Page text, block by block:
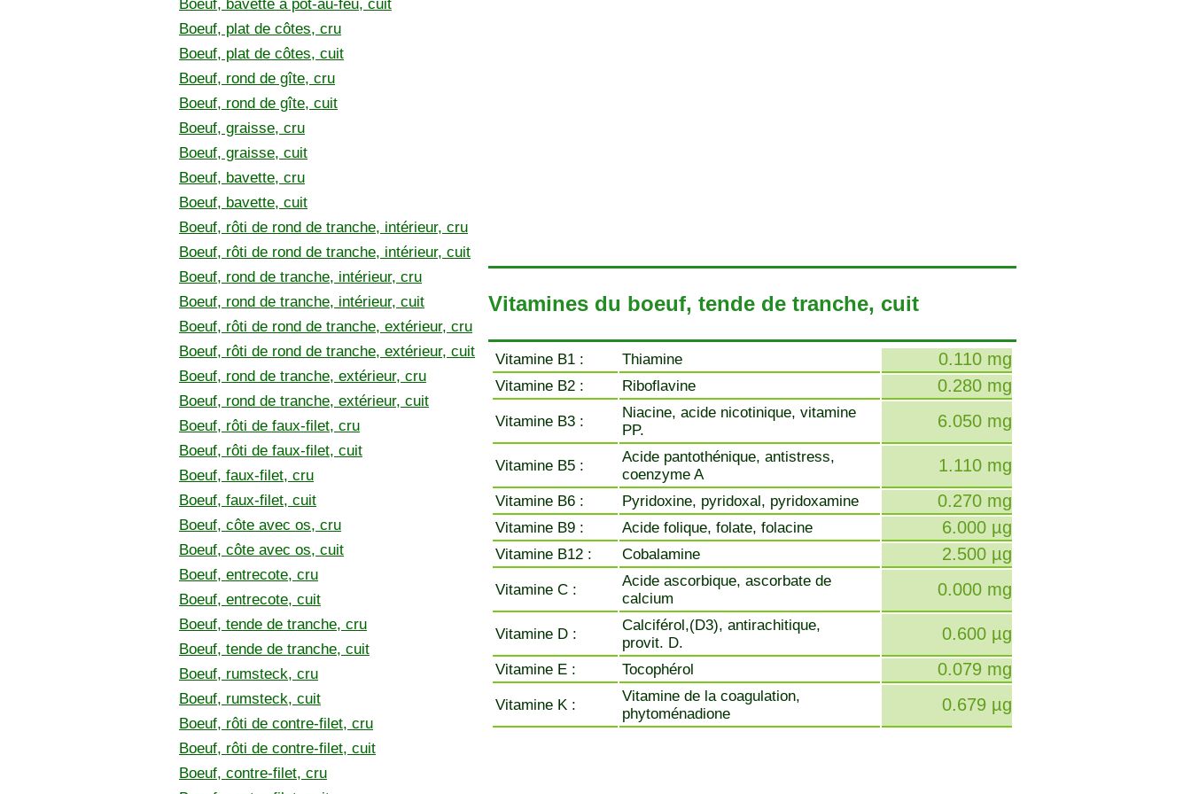
Boeuf, bavette à pot-au-feu, cuit
Boeuf, plat de côtes, cru
Boeuf, plat de côtes, cuit
Boeuf, rond de gîte, cru
Boeuf, rond de gîte, cuit
Boeuf, graisse, cru
Boeuf, graisse, cuit
Boeuf, bavette, cru
Boeuf, bavette, cuit
Boeuf, rôti de rond de tranche, intérieur, cru
Boeuf, rôti de rond de tranche, intérieur, cuit
Boeuf, rond de tranche, intérieur, cru
Boeuf, rond de tranche, intérieur, cuit
Boeuf, rôti de rond de tranche, extérieur, cru
Boeuf, rôti de rond de tranche, extérieur, cuit
Boeuf, rond de tranche, extérieur, cru
Boeuf, rond de tranche, extérieur, cuit
Boeuf, rôti de faux-filet, cru
Boeuf, rôti de faux-filet, cuit
Boeuf, faux-filet, cru
Boeuf, faux-filet, cuit
Boeuf, côte avec os, cru
Boeuf, côte avec os, cuit
Boeuf, entrecote, cru
Boeuf, entrecote, cuit
Boeuf, tende de tranche, cru
Boeuf, tende de tranche, cuit
Boeuf, rumsteck, cru
Boeuf, rumsteck, cuit
Boeuf, rôti de contre-filet, cru
Boeuf, rôti de contre-filet, cuit
Boeuf, contre-filet, cru
Vitamines du boeuf, tende de tranche, cuit
Vitamine B1 : Thiamine 0.110 mg
Vitamine B2 : Riboflavine 0.280 mg
Vitamine B3 :
Niacine, acide nicotinique, vitamine
PP.
6.050 mg
Vitamine B5 :
Acide pantothénique, antistress,
coenzyme A
1.110 mg
Vitamine B6 : Pyridoxine, pyridoxal, pyridoxamine 0.270 mg
Vitamine B9 : Acide folique, folate, folacine 6.000 µg
Vitamine B12 : Cobalamine 2.500 µg
Vitamine C :
Acide ascorbique, ascorbate de
calcium
0.000 mg
Vitamine D :
Calciférol,(D3), antirachitique,
provit. D.
0.600 µg
Vitamine E : Tocophérol 0.079 mg
Vitamine K :
Vitamine de la coagulation,
phytoménadione
0.679 µg